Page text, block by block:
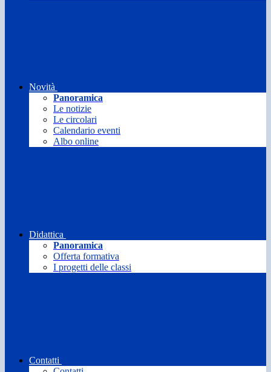
Novità
Panoramica
Le notizie
Le circolari
Calendario eventi
Albo online
Didattica
Panoramica
Offerta formativa
I progetti delle classi
Contatti